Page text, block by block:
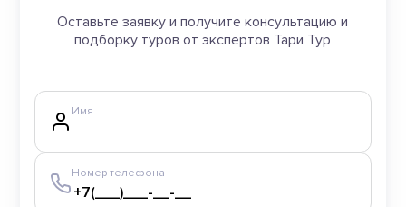
Оставьте заявку и получите консультацию и
подборку туров от экспертов Тари Тур
Имя
Номер телефона